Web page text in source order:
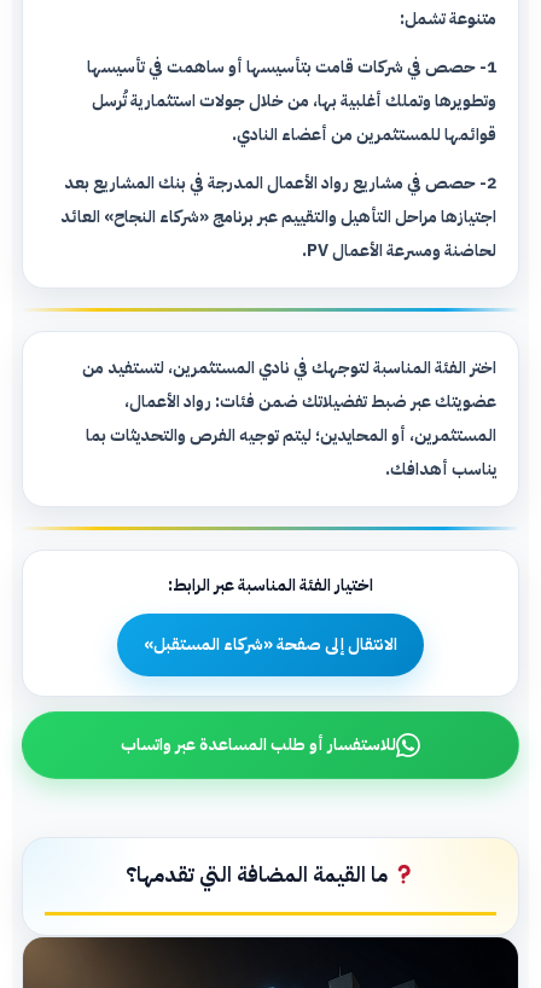
متنوعة تشمل:
1- حصص في شركات قامت بتأسيسها أو ساهمت في تأسيسها
وتطويرها وتملك أغلبية بها، من خلال جولات استثمارية تُرسل
قوائمها للمستثمرين من أعضاء النادي.
2- حصص في مشاريع رواد الأعمال المدرجة في بنك المشاريع بعد
اجتيازها مراحل التأهيل والتقييم عبر برنامج «شركاء النجاح» العائد
لحاضنة ومسرعة الأعمال PV.
اختر الفئة المناسبة لتوجهك في نادي المستثمرين، لتستفيد من
عضويتك عبر ضبط تفضيلاتك ضمن فئات: رواد الأعمال،
المستثمرين، أو المحايدين؛ ليتم توجيه الفرص والتحديثات بما
يناسب أهدافك.
اختيار الفئة المناسبة عبر الرابط:
الانتقال إلى صفحة «شركاء المستقبل»
للاستفسار أو طلب المساعدة عبر واتساب
ما القيمة المضافة التي تقدمها؟